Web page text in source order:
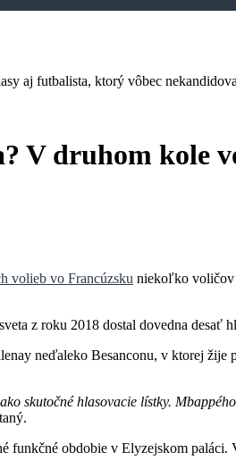
aj futbalista, ktorý vôbec
V druhom kole
volieb vo Francúzsku niekoľko voličov
z roku 2018 dostal dovedna desať
neďaleko Besanconu, v ktorej
skutočné hlasovacie lístky.
obdobie v Elyzejskom paláci.